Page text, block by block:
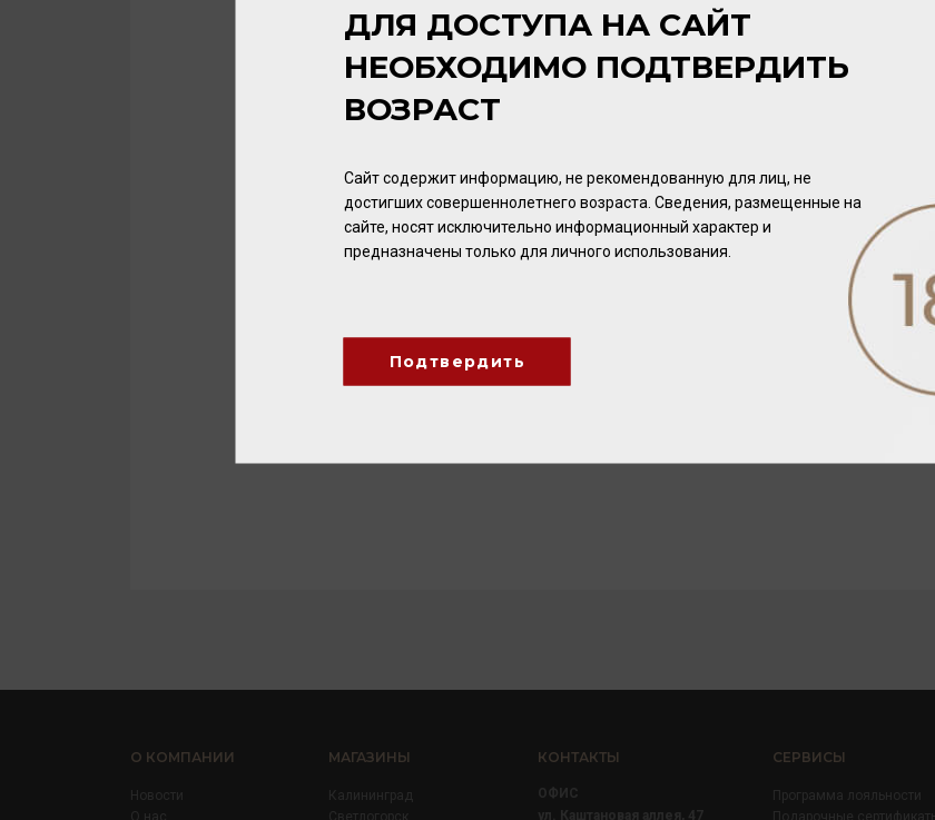
ЗЕЛЕНОГРАДСК
О КОМПАНИИ
Новости
О нас
МАГАЗИНЫ
Калининград
Светлогорск
КОНТАКТЫ
ОФИС
ул. Каштановая аллея, 47
СЕРВИСЫ
Программа лояльности
Подарочные сертификаты
ДЛЯ ДОСТУПА НА САЙТ
НЕОБХОДИМО ПОДТВЕРДИТЬ
ВОЗРАСТ
Сайт содержит информацию, не рекомендованную для лиц, не
достигших совершеннолетнего возраста. Сведения, размещенные на
сайте, носят исключительно информационный характер и
предназначены только для личного использования.
Подтвердить